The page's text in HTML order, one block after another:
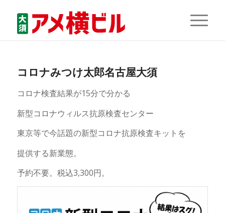
コロナみつけ太郎名古屋大須
コロナ検査結果が15分で分かる
新型コロナウィルス抗原検査センター
東京等で今話題の新型コロナ抗原検査キットを
提供する新業態。
予約不要。税込3,300円。